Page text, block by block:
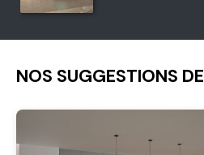
NOS SUGGESTIONS DE